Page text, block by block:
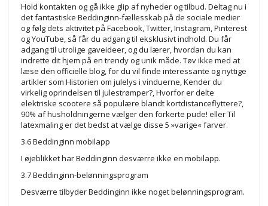
Hold kontakten og gå ikke glip af nyheder og tilbud. Deltag nu i
det fantastiske Beddinginn-fællesskab på de sociale medier
og følg dets aktivitet på Facebook, Twitter, Instagram, Pinterest
og YouTube, så får du adgang til eksklusivt indhold. Du får
adgang til utrolige gaveideer, og du lærer, hvordan du kan
indrette dit hjem på en trendy og unik måde. Tøv ikke med at
læse den officielle blog, for du vil finde interessante og nyttige
artikler som Historien om julelys i vinduerne, Kender du
virkelig oprindelsen til julestrømper?, Hvorfor er delte
elektriske scootere så populære blandt kortdistanceflyttere?,
90% af husholdningerne vælger den forkerte pude! eller Til
latexmaling er det bedst at vælge disse 5 »varige« farver.
3.6 Beddinginn mobilapp
I øjeblikket har Beddinginn desværre ikke en mobilapp.
3.7 Beddinginn-belønningsprogram
Desværre tilbyder Beddinginn ikke noget belønningsprogram.